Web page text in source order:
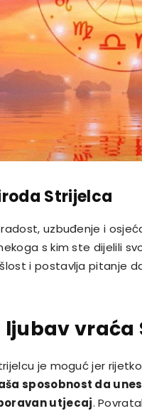
Strijelca
uzbuđenje i
s kim ste dijelili
i postavlja pitanje
ljubav vraća
je moguć jer
sposobnost da
utjecaj.